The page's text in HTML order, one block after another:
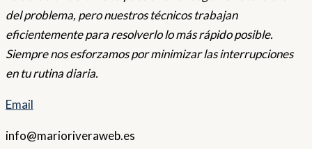
del problema, pero nuestros técnicos trabajan
eficientemente para resolverlo lo más rápido posible.
Siempre nos esforzamos por minimizar las interrupciones
en tu rutina diaria.
Email
info@marioriveraweb.es